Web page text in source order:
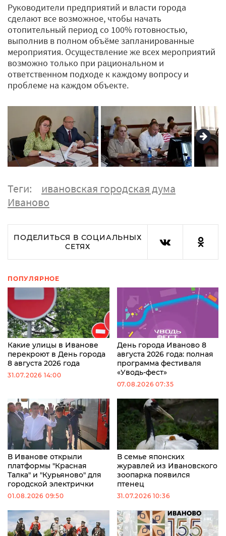
Руководители предприятий и власти города
сделают все возможное, чтобы начать
отопительный период со 100% готовностью,
выполнив в полном объёме запланированные
мероприятия. Осуществление же всех мероприятий
возможно только при рациональном и
ответственном подходе к каждому вопросу и
проблеме на каждом объекте.
Теги:
ивановская городская дума
Иваново
ПОДЕЛИТЬСЯ В СОЦИАЛЬНЫХ
СЕТЯХ
ПОПУЛЯРНОЕ
Какие улицы в Иванове
перекроют в День города
8 августа 2026 года
31.07.2026 14:00
День города Иваново 8
августа 2026 года: полная
программа фестиваля
«Уводь-фест»
07.08.2026 07:35
В Иванове открыли
платформы "Красная
Талка" и "Курьяново" для
городской электрички
01.08.2026 09:50
В семье японских
журавлей из Ивановского
зоопарка появился
птенец
31.07.2026 10:36